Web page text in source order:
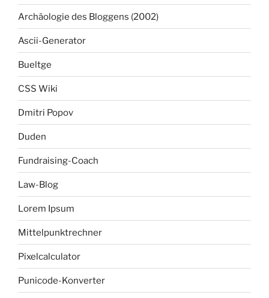
Archäologie des Bloggens (2002)
Ascii-Generator
Bueltge
CSS Wiki
Dmitri Popov
Duden
Fundraising-Coach
Law-Blog
Lorem Ipsum
Mittelpunktrechner
Pixelcalculator
Punicode-Konverter